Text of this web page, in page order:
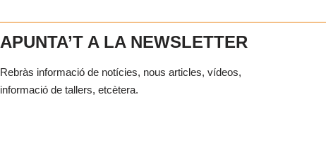
APUNTA’T A LA NEWSLETTER
Rebràs informació de notícies, nous articles, vídeos,
informació de tallers, etcètera.